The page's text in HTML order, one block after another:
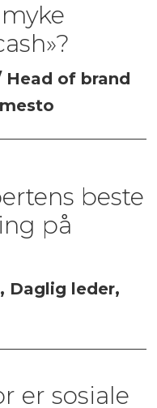
Head of brand
gir livet den
og filosofien
på. Men
alltid har vært
kun
da vi
til KPI. Nå er
beste
på
Daglig leder,
digitale
du kan
er sosiale